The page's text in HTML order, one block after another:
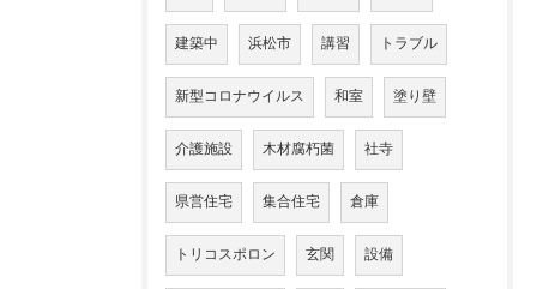
建築中 浜松市 講習 トラブル
新型コロナウイルス 和室 塗り壁
介護施設 木材腐朽菌 社寺
県営住宅 集合住宅 倉庫
トリコスポロン 玄関 設備